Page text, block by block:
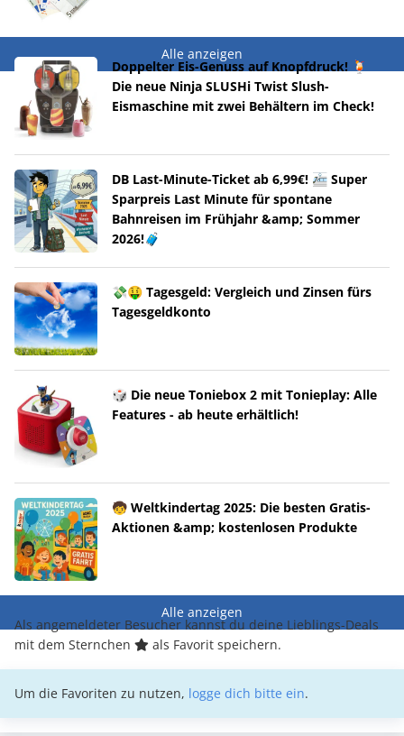
Alle anzeigen
Doppelter Eis-Genuss auf Knopfdruck! 🍹
Die neue Ninja SLUSHi Twist Slush-
Eismaschine mit zwei Behältern im Check!
DB Last-Minute-Ticket ab 6,99€! 🚈 Super
Sparpreis Last Minute für spontane
Bahnreisen im Frühjahr &amp; Sommer
2026!🧳
💸🤑 Tagesgeld: Vergleich und Zinsen fürs
Tagesgeldkonto
🎲 Die neue Toniebox 2 mit Tonieplay: Alle
Features - ab heute erhältlich!
🧒 Weltkindertag 2025: Die besten Gratis-
Aktionen &amp; kostenlosen Produkte
Alle anzeigen
Als angemeldeter Besucher kannst du deine Lieblings-Deals
mit dem Sternchen
als Favorit speichern.
Um die Favoriten zu nutzen, logge dich bitte ein.